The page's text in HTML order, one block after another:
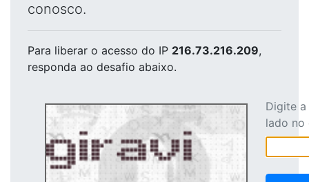
conosco.
Para liberar o acesso do IP 216.73.216.209,
responda ao desafio abaixo.
Digite
lado no